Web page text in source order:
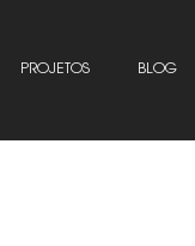
PROJETOS BLOG